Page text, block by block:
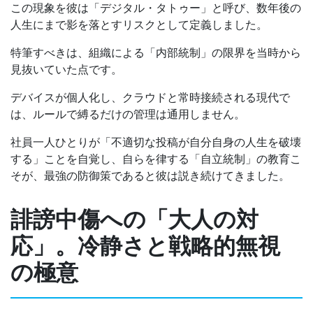
この現象を彼は「デジタル・タトゥー」と呼び、数年後の
人生にまで影を落とすリスクとして定義しました。
特筆すべきは、組織による「内部統制」の限界を当時から
見抜いていた点です。
デバイスが個人化し、クラウドと常時接続される現代で
は、ルールで縛るだけの管理は通用しません。
社員一人ひとりが「不適切な投稿が自分自身の人生を破壊
する」ことを自覚し、自らを律する「自立統制」の教育こ
そが、最強の防御策であると彼は説き続けてきました。
誹謗中傷への「大人の対
応」。冷静さと戦略的無視
の極意